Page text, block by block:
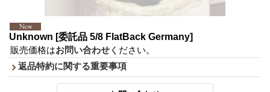
Unknown [委託品 5/8 FlatBack Germany]
販売価格はお問い合わせ ください。
返品特約に関する重要事項